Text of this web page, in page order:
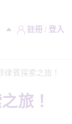
註冊 / 登入
律賓探索之旅！
旅！